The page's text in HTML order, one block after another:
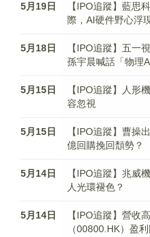
5月19日
【IPO追蹤】藍思
際，AI硬件野心浮
5月18日
【IPO追蹤】五一
孫宇晨喊話「物理AI
5月15日
【IPO追蹤】人形
容忽視
5月15日
【IPO追蹤】曹操
億回購挽回頹勢？
5月14日
【IPO追蹤】兆威
人光環褪色？
5月14日
【IPO追蹤】營收
（00800.HK）盈